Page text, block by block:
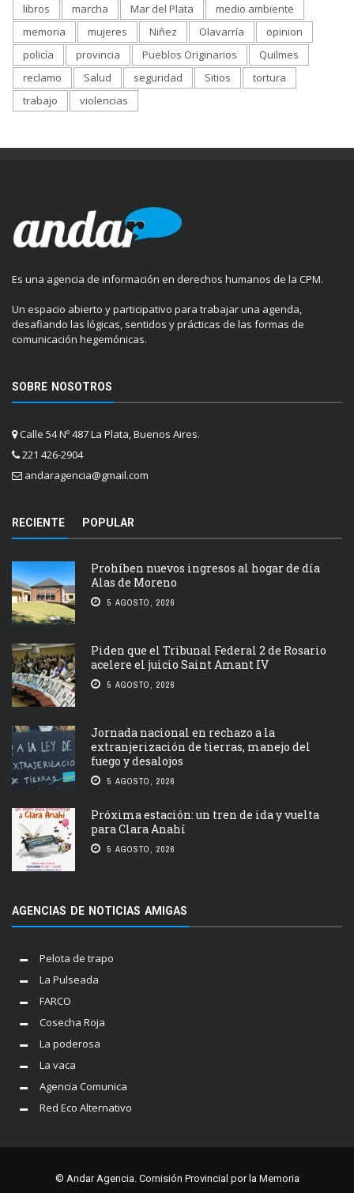
libros
marcha Mar del Plata
medio ambiente
memoria
mujeres Niñez Olavarría
opinion
policía
provincia Pueblos Originarios
Quilmes
reclamo
Salud seguridad Sitios
tortura
trabajo
violencias
Es una agencia de información en derechos humanos de la CPM.
Un espacio abierto y participativo para trabajar una agenda,
desafiando las lógicas, sentidos y prácticas de las formas de
comunicación hegemónicas.
SOBRE NOSOTROS
Calle 54 Nº 487 La Plata, Buenos Aires.
221 426-2904
andaragencia@gmail.com
RECIENTE POPULAR
Prohíben nuevos ingresos al hogar de día
Alas de Moreno
5 AGOSTO, 2026
Piden que el Tribunal Federal 2 de Rosario
acelere el juicio Saint Amant IV
5 AGOSTO, 2026
Jornada nacional en rechazo a la
extranjerización de tierras, manejo del
fuego y desalojos
5 AGOSTO, 2026
Próxima estación: un tren de ida y vuelta
para Clara Anahí
5 AGOSTO, 2026
AGENCIAS DE NOTICIAS AMIGAS
Pelota de trapo
La Pulseada
FARCO
Cosecha Roja
La poderosa
La vaca
Agencia Comunica
Red Eco Alternativo
© Andar Agencia. Comisión Provincial por la Memoria